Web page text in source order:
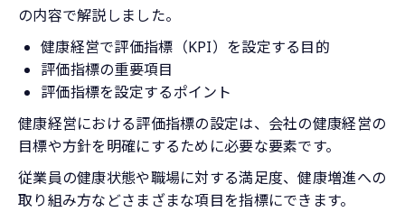
の内容で解説しました。
健康経営で評価指標（KPI）を設定する目的
評価指標の重要項目
評価指標を設定するポイント
健康経営における評価指標の設定は、会社の健康経営の
目標や方針を明確にするために必要な要素です。
従業員の健康状態や職場に対する満足度、健康増進への
取り組み方などさまざまな項目を指標にできます。